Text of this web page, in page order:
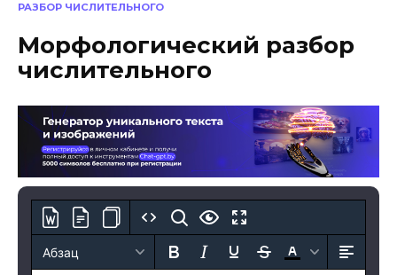
РАЗБОР ЧИСЛИТЕЛЬНОГО
Морфологический разбор
числительного
Абзац